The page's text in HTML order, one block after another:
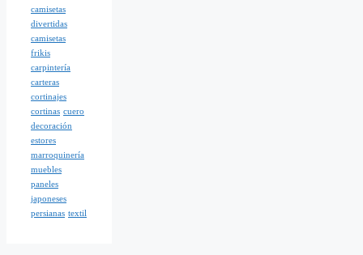
camisetas
divertidas
camisetas
frikis
carpintería
carteras
cortinajes
cortinas cuero
decoración
estores
marroquinería
muebles
paneles
japoneses
persianas textil